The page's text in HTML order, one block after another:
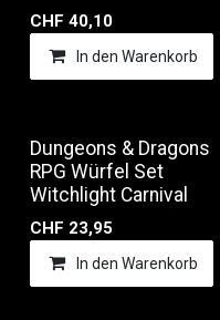
CHF 40,10
In den Warenkorb
Dungeons & Dragons
RPG Würfel Set
Witchlight Carnival
CHF 23,95
In den Warenkorb